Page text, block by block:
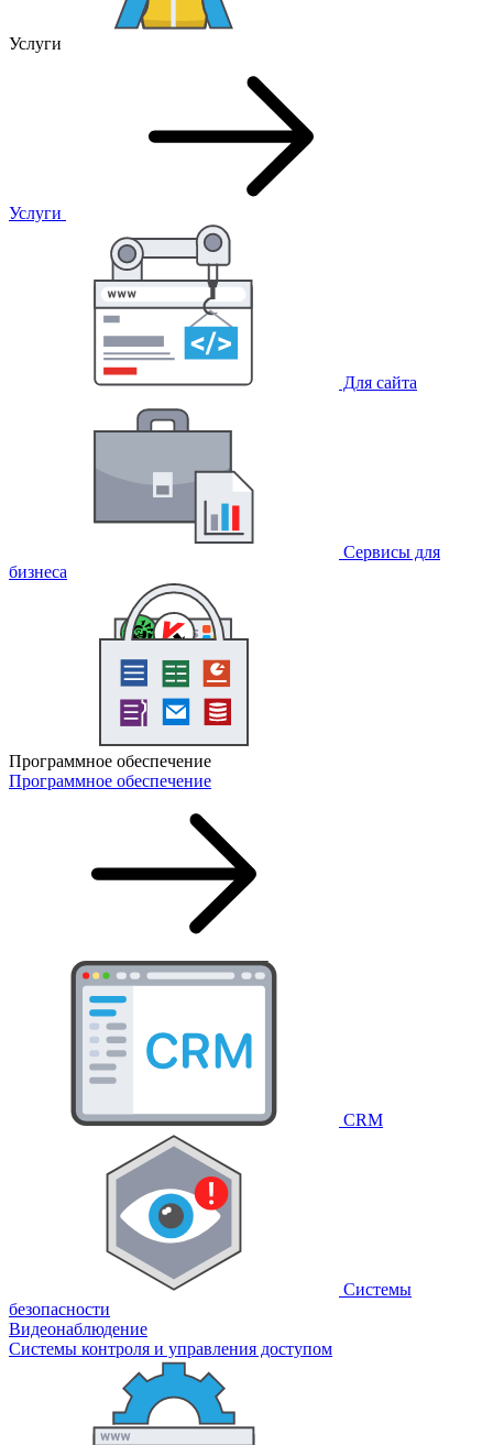
Услуги
Услуги
Для сайта
Сервисы для
бизнеса
Программное обеспечение
Программное обеспечение
CRM
Системы
безопасности
Видеонаблюдение
Системы контроля и управления доступом